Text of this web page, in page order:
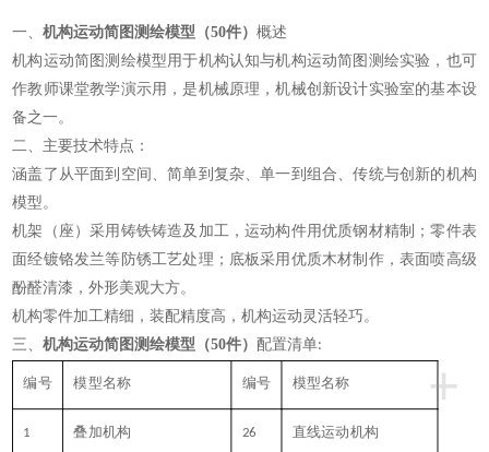
一、机构运动简图测绘模型（50件）概述
机构运动简图测绘模型用于机构认知与机构运动简图测绘实验，也可
作教师课堂教学演示用，是机械原理，机械创新设计实验室的基本设
备之一。
二、主要技术特点：
涵盖了从平面到空间、简单到复杂、单一到组合、传统与创新的机构
模型。
机架（座）采用铸铁铸造及加工，运动构件用优质钢材精制；零件表
面经镀铬发兰等防锈工艺处理；底板采用优质木材制作，表面喷高级
酚醛清漆，外形美观大方。
机构零件加工精细，装配精度高，机构运动灵活轻巧。
三、机构运动简图测绘模型（50件） 配置清单:
+
编号 模型名称 编号 模型名称
1 叠加机构 26 直线运动机构